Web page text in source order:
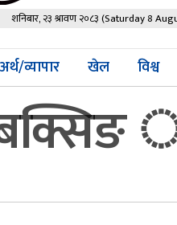
शनिबार, २३ श्रावण २०८३(Saturday 8
अर्थ/व्यापार खेल विश्व
ः